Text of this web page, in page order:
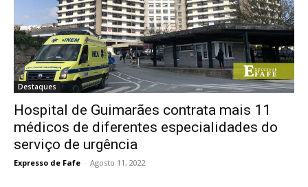
Destaques
Hospital de Guimarães contrata mais 11
médicos de diferentes especialidades do
serviço de urgência
Expresso de Fafe - Agosto 11, 2022